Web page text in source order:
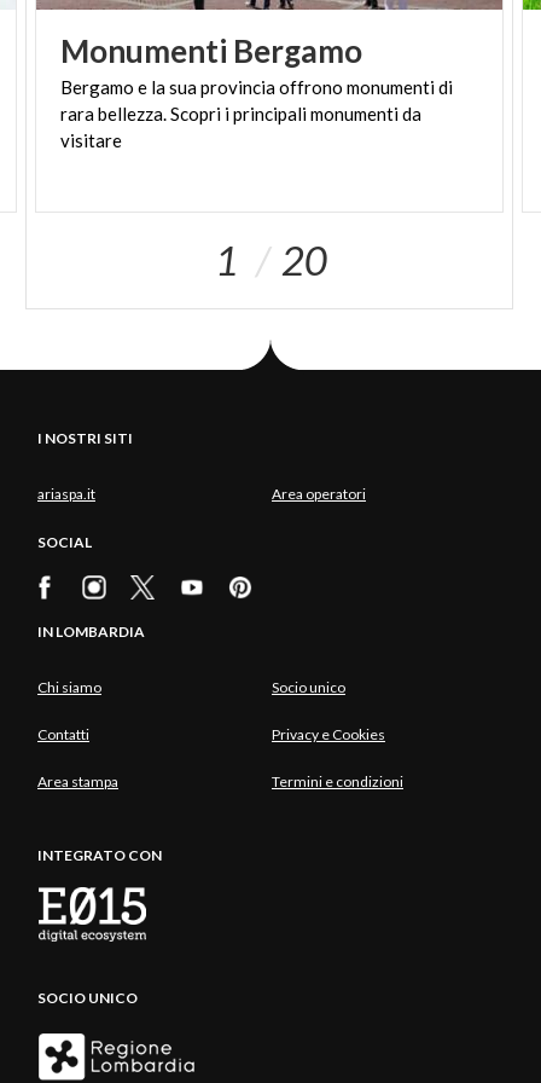
Monumenti Bergamo
Bergamo e la sua provincia offrono monumenti di
rara bellezza. Scopri i principali monumenti da
visitare
1 20
I NOSTRI SITI
ariaspa.it Area operatori
SOCIAL
IN LOMBARDIA
Chi siamo Socio unico
Contatti Privacy e Cookies
Area stampa Termini e condizioni
INTEGRATO CON
SOCIO UNICO